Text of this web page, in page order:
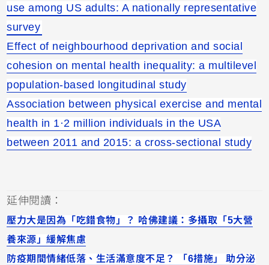
use among US adults: A nationally representative
survey
Effect of neighbourhood deprivation and social
cohesion on mental health inequality: a multilevel
population-based longitudinal study
Association between physical exercise and mental
health in 1·2 million individuals in the USA
between 2011 and 2015: a cross-sectional study
延伸閱讀：
壓力大是因為「吃錯食物」？ 哈佛建議：多攝取「5大營
養來源」緩解焦慮
防疫期間情緒低落、生活滿意度不足？ 「6措施」 助分泌